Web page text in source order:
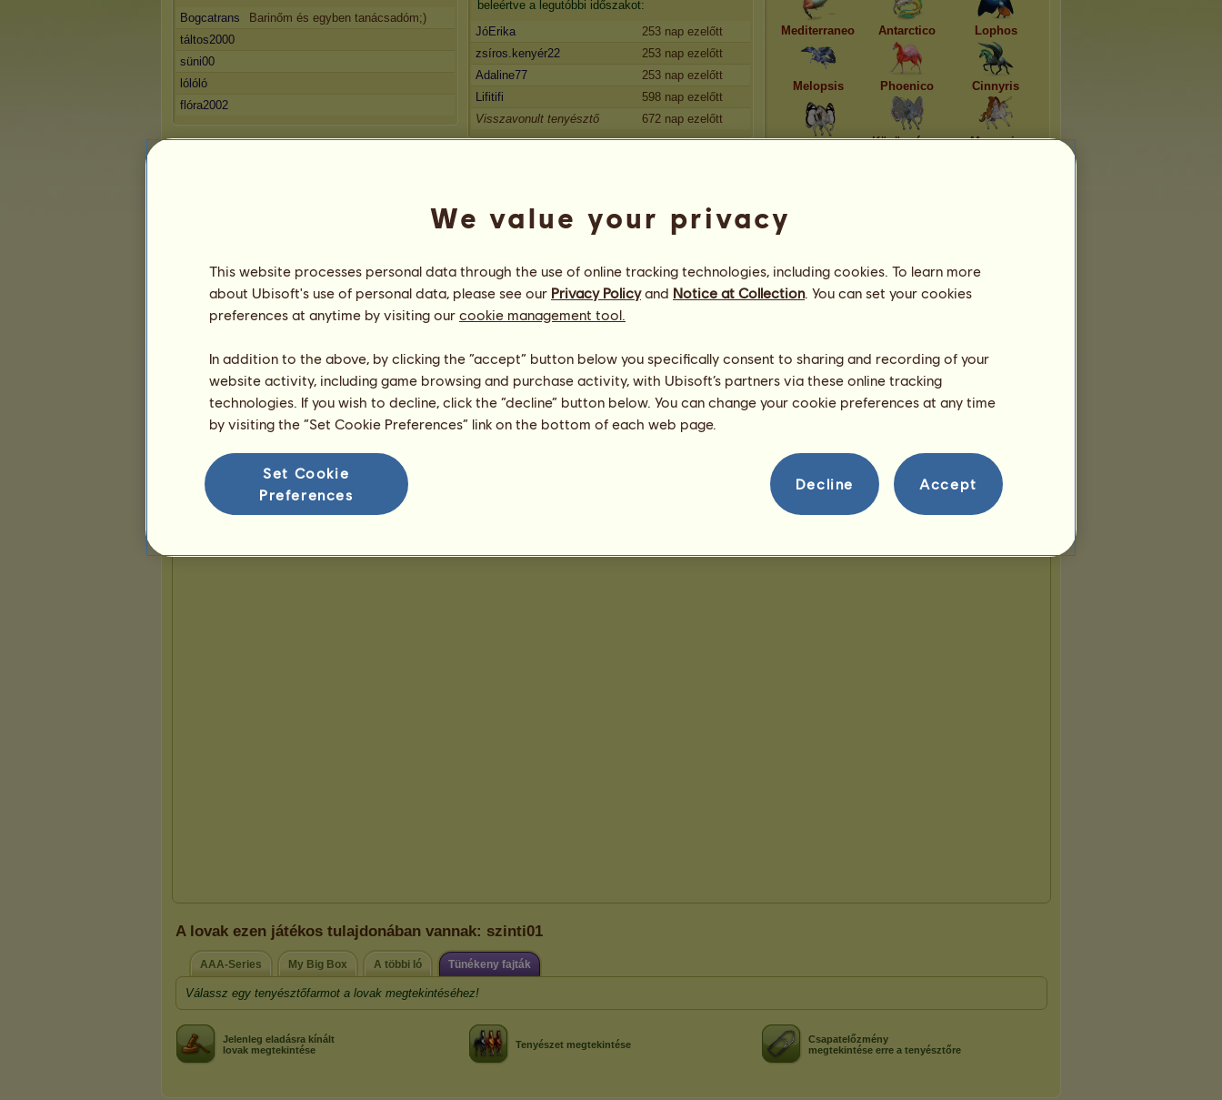
Bogcatrans
Barinőm és egyben tanácsadóm;)
táltos2000
süni00
lólóló
flóra2002
beleértve a legutóbbi időszakot:
JóErika
253 nap ezelőtt
zsíros.kenyér22
253 nap ezelőtt
Adaline77
253 nap ezelőtt
Lifitifi
598 nap ezelőtt
Visszavonult tenyésztő
672 nap ezelőtt
Mediterraneo Antarctico Lophos
Melopsis Phoenico Cinnyris
Közönséges
Marpesia
Bemutató
A lovak ezen játékos tulajdonában vannak: szinti01
AAA-Series My Big Box A többi ló Tünékeny fajták
Válassz egy tenyésztőfarmot a lovak megtekintéséhez!
Jelenleg eladásra kínált
lovak megtekintése
Tenyészet megtekintése
Csapatelőzmény
megtekintése erre a tenyésztőre
We value your privacy
This website processes personal data through the use of online tracking technologies, including cookies. To learn more
about Ubisoft's use of personal data, please see our Privacy Policyand Notice at Collection. You can set your cookies
preferences at anytime by visiting our cookie management tool.
In addition to the above, by clicking the “accept” button below you specifically consent to sharing and recording of your
website activity, including game browsing and purchase activity, with Ubisoft’s partners via these online tracking
technologies. If you wish to decline, click the “decline” button below. You can change your cookie preferences at any time
by visiting the “Set Cookie Preferences” link on the bottom of each web page.
Set Cookie
Preferences
Decline Accept